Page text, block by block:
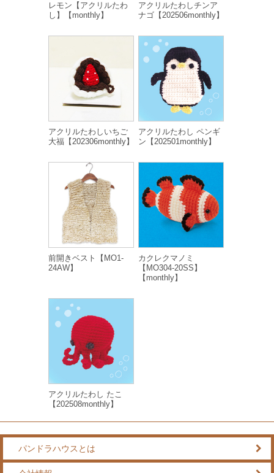
レモン【アクリルたわ
し】【monthly】
アクリルたわしチンア
ナゴ【202506monthly】
アクリルたわしいちご
大福【202306monthly】
アクリルたわし ペンギ
ン【202501monthly】
前開きベスト【MO1-
24AW】
カクレクマノミ
【MO304-20SS】
【monthly】
アクリルたわし たこ
【202508monthly】
パンドラハウスとは